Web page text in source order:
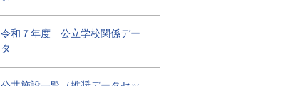
令和７年度 公立学校関係デー
タ